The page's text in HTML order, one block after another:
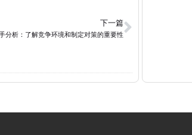
下一篇
分析：了解竞争环境和制定对策的重要性